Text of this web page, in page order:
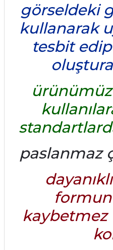
görseldeki
kullanarak
tesbit
paslanmaz
kaybetmez